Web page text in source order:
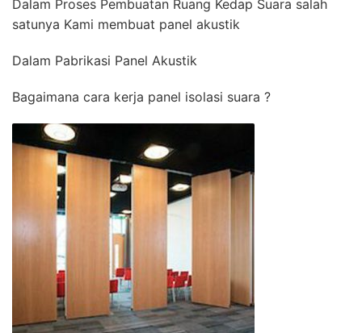
Dalam Proses Pembuatan Ruang Kedap Suara salah
satunya Kami membuat panel akustik
Dalam Pabrikasi Panel Akustik
Bagaimana cara kerja panel isolasi suara ?